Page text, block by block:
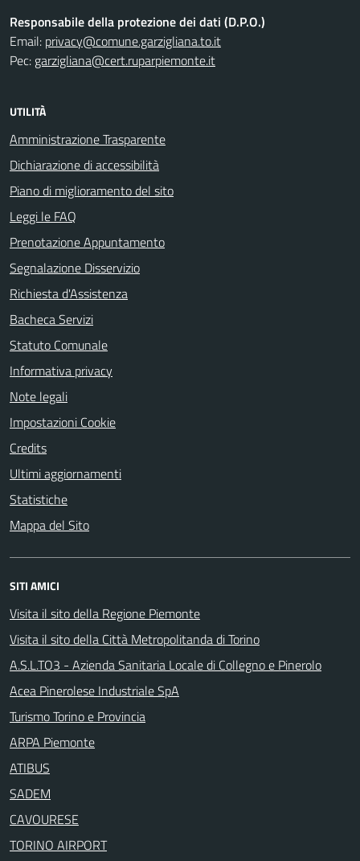
Responsabile della protezione dei dati (D.P.O.)
Email: privacy@comune.garzigliana.to.it
Pec: garzigliana@cert.ruparpiemonte.it
UTILITÀ
Amministrazione Trasparente
Dichiarazione di accessibilità
Piano di miglioramento del sito
Leggi le FAQ
Prenotazione Appuntamento
Segnalazione Disservizio
Richiesta d'Assistenza
Bacheca Servizi
Statuto Comunale
Informativa privacy
Note legali
Impostazioni Cookie
Credits
Ultimi aggiornamenti
Statistiche
Mappa del Sito
SITI AMICI
Visita il sito della Regione Piemonte
Visita il sito della Città Metropolitanda di Torino
A.S.L.TO3 - Azienda Sanitaria Locale di Collegno e Pinerolo
Acea Pinerolese Industriale SpA
Turismo Torino e Provincia
ARPA Piemonte
ATIBUS
SADEM
CAVOURESE
TORINO AIRPORT